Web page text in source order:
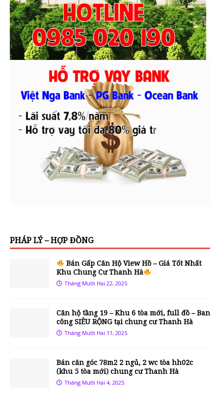
PHÁP LÝ – HỢP ĐỒNG
Bán Gấp Căn Hộ View Hồ – Giá Tốt Nhất
Khu Chung Cư Thanh Hà
Tháng Mười Hai 22, 2025
Căn hộ tầng 19 – Khu 6 tòa mới, full đồ – Ban
công SIÊU RỘNG tại chung cư Thanh Hà
Tháng Mười Hai 11, 2025
Bán căn góc 78m2 2 ngủ, 2 wc tòa hh02c
(khu 5 tòa mới) chung cư Thanh Hà
Tháng Mười Hai 4, 2025